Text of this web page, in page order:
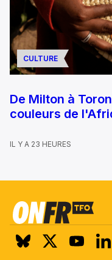
CULTURE
De Milton à
couleurs de
IL Y A 23 HEURES